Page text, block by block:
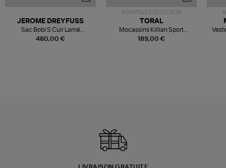
480,00 €
JEROME DREYFUSS
Sac Bobi S Cuir Lamé
Champagne
NOUVELLE COLLECTION
189,00 €
TORAL
Mocassins Killian Sport
Mousse